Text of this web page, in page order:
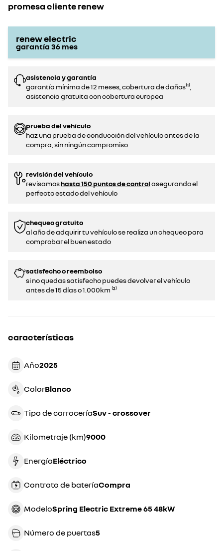
promesa cliente renew
renew electric
garantía 36 mes
asistencia y garantía
garantía mínima de 12 meses, cobertura de daños⁽¹⁾,
asistencia gratuita con cobertura europea
prueba del vehículo
haz una prueba de conducción del vehículo antes de la
compra, sin ningún compromiso
revisión del vehículo
revisamoshasta 150 puntos de controlasegurando el
perfecto estado del vehículo
chequeo gratuito
al año de adquirir tu vehículo se realiza un chequeo para
comprobar el buen estado​​
satisfecho o reembolso
si no quedas satisfecho puedes devolver el vehículo
antes de 15 días o 1.000km ⁽²⁾
características
Año 2025
Color blanco
Tipo de carrocería suv - crossover
Kilometraje (km) 9000
Energía eléctrico
Contrato de batería compra
Modelo Spring Electric Extreme 65 48kW
Número de puertas5